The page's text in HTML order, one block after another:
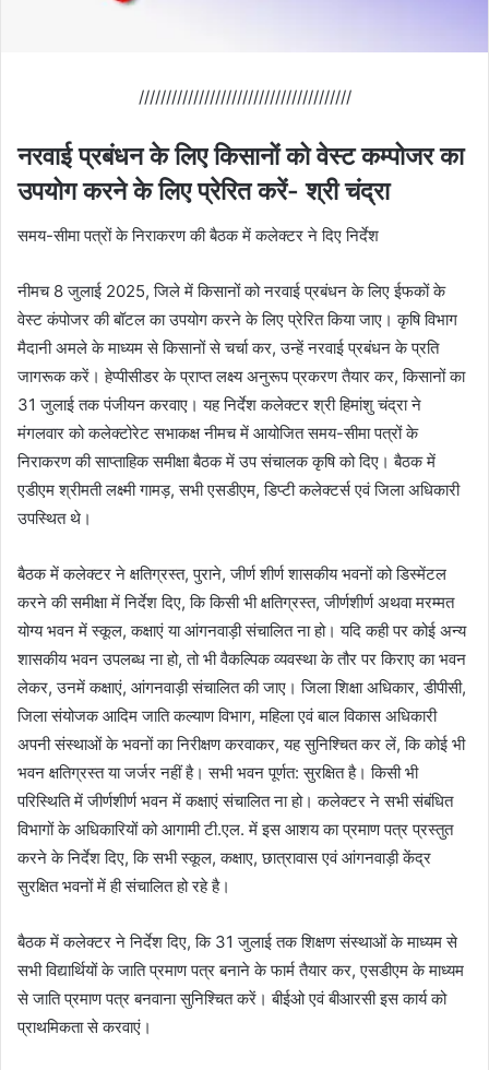
///////////////////////////////////////
नरवाई प्रबंधन के लिए किसानों को वेस्‍ट कम्‍पोजर का
उपयोग करने के लिए प्रेरित करें- श्री चंद्रा
समय-सीमा पत्रों के निराकरण की बैठक में कलेक्‍टर ने दिए निर्देश
नीमच 8 जुलाई 2025, जिले में किसानों को नरवाई प्रबंधन के लिए ईफकों के
वेस्‍ट कंपोजर की बॉटल का उपयोग करने के लिए प्रेरित किया जाए। कृषि विभाग
मैदानी अमले के माध्‍यम से किसानों से चर्चा कर, उन्‍हें नरवाई प्रबंधन के प्रति
जागरूक करें। हेप्‍पीसीडर के प्राप्‍त लक्ष्‍य अनुरूप प्रकरण तैयार कर, किसानों का
31 जुलाई तक पंजीयन करवाए। यह निर्देश कलेक्‍टर श्री हिमांशु चंद्रा ने
मंगलवार को कलेक्‍टोरेट सभाकक्ष नीमच में आयोजित समय-सीमा पत्रों के
निराकरण की साप्‍ताहिक समीक्षा बैठक में उप संचालक कृषि को दिए। बैठक में
एडीएम श्रीमती लक्ष्‍मी गामड़, सभी एसडीएम, डिप्‍टी कलेक्‍टर्स एवं जिला अधिकारी
उपस्थित थे।
बैठक में कलेक्‍टर ने क्षतिग्रस्‍त, पुराने, जीर्ण शीर्ण शासकीय भवनों को डिस्‍मेंटल
करने की समीक्षा में निर्देश दिए, कि किसी भी क्षतिग्रस्‍त, जीर्णशीर्ण अथवा मरम्‍मत
योग्‍य भवन में स्‍कूल, कक्षाएं या आंगनवाड़ी संचालित ना हो। यदि कही पर कोई अन्‍य
शासकीय भवन उपलब्‍ध ना हो, तो भी वैकल्पिक व्‍यवस्‍था के तौर पर किराए का भवन
लेकर, उनमें कक्षाएं, आंगनवाड़ी संचालित की जाए। जिला शिक्षा अधिकार, डीपीसी,
जिला संयोजक आदिम जाति कल्‍याण विभाग, महिला एवं बाल विकास अधिकारी
अपनी संस्‍थाओं के भवनों का निरीक्षण करवाकर, यह सुनिश्चित कर लें, कि कोई भी
भवन क्षतिग्रस्‍त या जर्जर नहीं है। सभी भवन पूर्णत: सुरक्षित है। किसी भी
परिस्थिति में जीर्णशीर्ण भवन में कक्षाएं संचालित ना हो। कलेक्‍टर ने सभी संबंधित
विभागों के अधिकारियों को आगामी टी.एल. में इस आशय का प्रमाण पत्र प्रस्‍तुत
करने के निर्देश दिए, कि सभी स्‍कूल, कक्षाए, छात्रावास एवं आंगनवाड़ी केंद्र
सुरक्षित भवनों में ही संचालित हो रहे है।
बैठक में कलेक्‍टर ने निर्देश दिए, कि 31 जुलाई तक शिक्षण संस्‍थाओं के माध्‍यम से
सभी विद्यार्थियों के जाति प्रमाण पत्र बनाने के फार्म तैयार कर, एसडीएम के माध्‍यम
से जाति प्रमाण पत्र बनवाना सुनिश्चित करें। बीईओ एवं बीआरसी इस कार्य को
प्राथमिकता से करवाएं।